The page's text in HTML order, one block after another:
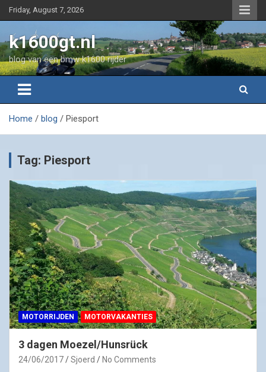
Skip
to
Friday, August 7, 2026
k1600gt.nl
blog van een bmw k1600 rijder
Home blog Piesport
Tag: Piesport
MOTORRIJDEN MOTORVAKANTIES
3 dagen Moezel/Hunsrück
24/06/2017 Sjoerd No Comments